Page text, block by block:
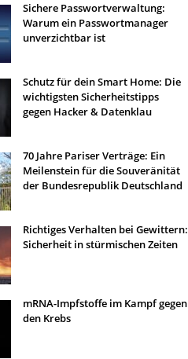
Sichere Passwortverwaltung:
Warum ein Passwortmanager
unverzichtbar ist
Schutz für dein Smart Home: Die
wichtigsten Sicherheitstipps
gegen Hacker & Datenklau
70 Jahre Pariser Verträge: Ein
Meilenstein für die Souveränität
der Bundesrepublik Deutschland
Richtiges Verhalten bei Gewittern:
Sicherheit in stürmischen Zeiten
mRNA-Impfstoffe im Kampf gegen
den Krebs